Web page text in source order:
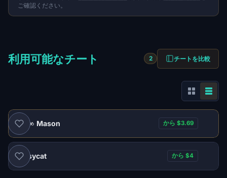
ご確認ください。
利用可能なチート 2 チートを比較
おすすめ Mason から $3.69
Pussycat から $4